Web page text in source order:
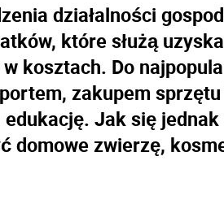
działalności
które służą
kosztach. Do
zakupem sprzętu
Jak się
domowe zwierzę,